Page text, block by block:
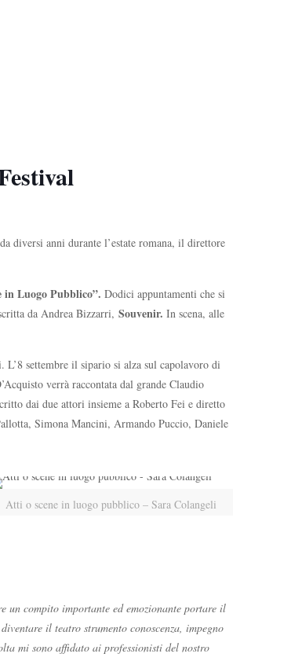
diversi anni durante l’estate romana, il direttore
in Luogo Pubblico”.Dodici appuntamenti che si
da Andrea Bizzarri,Souvenir.In scena, alle
settembre il sipario si alza sul capolavoro di
verrà raccontata dal grande Claudio
dai due attori insieme a Roberto Fei e diretto
Simona Mancini, Armando Puccio, Daniele
Atti o scene in luogo pubblico – Sara Colangeli
un compito importante ed emozionante portare il
il teatro strumento conoscenza, impegno
mi sono affidato ai professionisti del nostro